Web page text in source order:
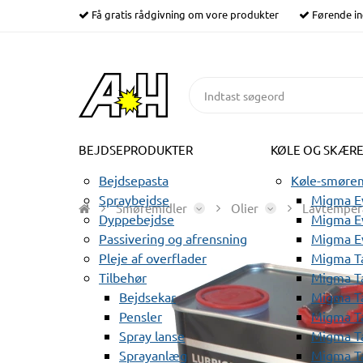
Få gratis rådgivning om vore produkter Førende
BEJDSEPRODUKTER
Bejdsepasta
Spraybejdse
Dyppebejdse
Passivering og afrensning
Pleje af overflader
Tilbehør
Bejdsekar
Pensler
Spray lanse
Sprayanlæg
KØLE OG
Køle-
Migma
Migma
Migma
Migma
Migma
Migma
Migma
Migma
Migma
Smøremidler Olier